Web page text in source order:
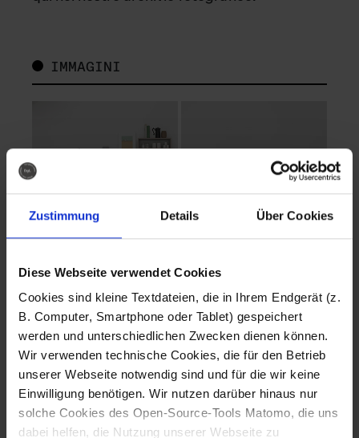
Zustimmung Details Über Cookies
Diese Webseite verwendet Cookies
Cookies sind kleine Textdateien, die in Ihrem Endgerät (z.
B. Computer, Smartphone oder Tablet) gespeichert
werden und unterschiedlichen Zwecken dienen können.
Wir verwenden technische Cookies, die für den Betrieb
unserer Webseite notwendig sind und für die wir keine
Einwilligung benötigen. Wir nutzen darüber hinaus nur
solche Cookies des Open-Source-Tools Matomo, die uns
dabei helfen, die Nutzung unserer Webseite zu
IMMAGINI
Fotografo: Lorenz
Sternbach
Download
Fotografo: Lorenz
Sternbach
Download